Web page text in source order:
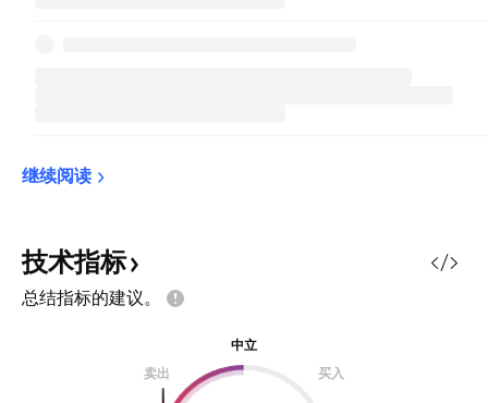
继续阅读
技术指标
总结指标的建议。
中立
卖出
买入